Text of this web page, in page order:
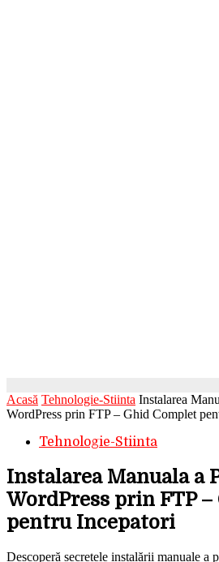
Acasă Tehnologie-Stiinta Instalarea
WordPress prin FTP – Ghid Complet
Tehnologie-Stiinta
Instalarea Manuala a
WordPress prin FTP
pentru Incepatori
Descoperă secretele instalării manuale a